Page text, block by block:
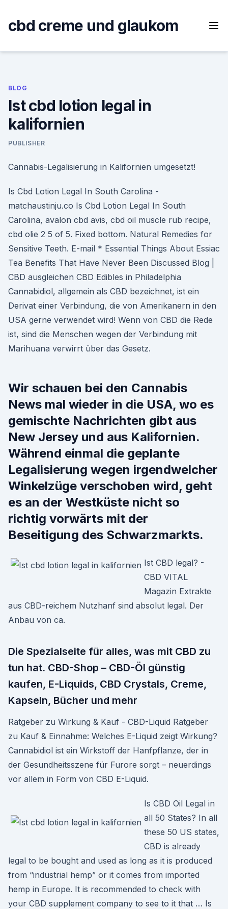
content
cbd creme und glaukom
BLOG
Ist cbd lotion legal in
kalifornien
PUBLISHER
Cannabis-Legalisierung in Kalifornien umgesetzt!
Is Cbd Lotion Legal In South Carolina -
matchaustinju.co Is Cbd Lotion Legal In South
Carolina, avalon cbd avis, cbd oil muscle rub recipe,
cbd olie 2 5 of 5. Fixed bottom. Natural Remedies for
Sensitive Teeth. E-mail * Essential Things About Essiac
Tea Benefits That Have Never Been Discussed Blog |
CBD ausgleichen CBD Edibles in Philadelphia
Cannabidiol, allgemein als CBD bezeichnet, ist ein
Derivat einer Verbindung, die von Amerikanern in den
USA gerne verwendet wird! Wenn von CBD die Rede
ist, sind die Menschen wegen der Verbindung mit
Marihuana verwirrt über das Gesetz.
Wir schauen bei den Cannabis
News mal wieder in die USA, wo es
gemischte Nachrichten gibt aus
New Jersey und aus Kalifornien.
Während einmal die geplante
Legalisierung wegen irgendwelcher
Winkelzüge verschoben wird, geht
es an der Westküste nicht so
richtig vorwärts mit der
Beseitigung des Schwarzmarkts.
Ist CBD legal? -
CBD VITAL
Magazin Extrakte
aus CBD-reichem Nutzhanf sind absolut legal. Der
Anbau von ca.
Die Spezialseite für alles, was mit CBD zu
tun hat. CBD-Shop – CBD-Öl günstig
kaufen, E-Liquids, CBD Crystals, Creme,
Kapseln, Bücher und mehr
Ratgeber zu Wirkung & Kauf - CBD-Liquid Ratgeber
zu Kauf & Einnahme: Welches E-Liquid zeigt Wirkung?
Cannabidiol ist ein Wirkstoff der Hanfpflanze, der in
der Gesundheitsszene für Furore sorgt – neuerdings
vor allem in Form von CBD E-Liquid.
Is CBD Oil Legal in
all 50 States? In all
these 50 US states,
CBD is already
legal to be bought and used as long as it is produced
from “industrial hemp” or it comes from imported
hemp in Europe. It is recommended to check with
your CBD supplement company to see to it that … Is